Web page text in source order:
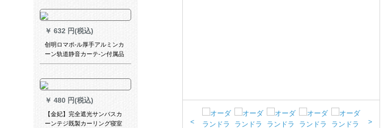
ーァン灰色カーテーン家）
￥ 632 円(税込)
创明ロマポ-ル厚手アルミンカ
ーン轨道静音カーテ-ン付属品
単棒双棒オーダカーンディ-ン
￥ 480 円(税込)
【金妃】完全遮光サンバスカ
ーンテジ既製カーリング寝室
< >